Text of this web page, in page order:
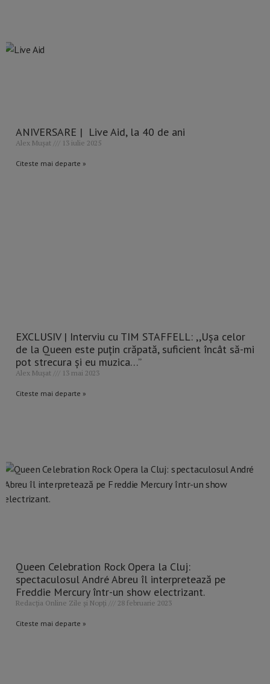
ANIVERSARE | Live Aid, la 40 de ani
Alex Mușat 13 iulie 2025
Citeste mai departe »
EXCLUSIV | Interviu cu TIM STAFFELL: ,,Ușa celor
de la Queen este puțin crăpată, suficient încât să-mi
pot strecura și eu muzica…”
Alex Mușat 13 mai 2023
Citeste mai departe »
Queen Celebration Rock Opera la Cluj:
spectaculosul André Abreu îl interpretează pe
Freddie Mercury într-un show electrizant.
Redacția Online Zile și Nopți 28 februarie 2023
Citeste mai departe »